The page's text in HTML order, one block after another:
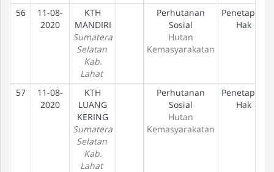
56
11-08-
2020
KTH
MANDIRI
Sumatera
Selatan
Kab.
Lahat
Perhutanan
Sosial
Hutan
Kemasyarakatan
Penetapan
Hak
57
11-08-
2020
KTH
LUANG
KERING
Sumatera
Selatan
Kab.
Lahat
Perhutanan
Sosial
Hutan
Kemasyarakatan
Penetapan
Hak